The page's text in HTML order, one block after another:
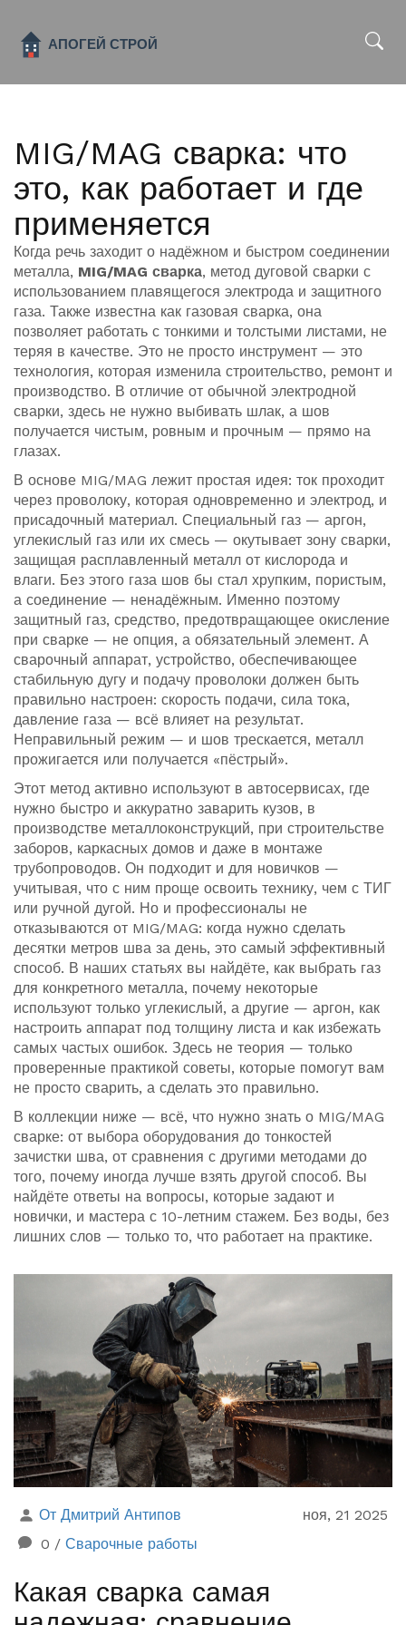
MIG/MAG сварка: что
это, как работает и где
применяется
Когда речь заходит о надёжном и быстром соединении
металла, MIG/MAG сварка, метод дуговой сварки с
использованием плавящегося электрода и защитного
газа. Также известна как газовая сварка, она
позволяет работать с тонкими и толстыми листами, не
теряя в качестве. Это не просто инструмент — это
технология, которая изменила строительство, ремонт и
производство. В отличие от обычной электродной
сварки, здесь не нужно выбивать шлак, а шов
получается чистым, ровным и прочным — прямо на
глазах.
В основе MIG/MAG лежит простая идея: ток проходит
через проволоку, которая одновременно и электрод, и
присадочный материал. Специальный газ — аргон,
углекислый газ или их смесь — окутывает зону сварки,
защищая расплавленный металл от кислорода и
влаги. Без этого газа шов бы стал хрупким, пористым,
а соединение — ненадёжным. Именно поэтому
защитный газ, средство, предотвращающее окисление
при сварке — не опция, а обязательный элемент. А
сварочный аппарат, устройство, обеспечивающее
стабильную дугу и подачу проволоки должен быть
правильно настроен: скорость подачи, сила тока,
давление газа — всё влияет на результат.
Неправильный режим — и шов трескается, металл
прожигается или получается «пёстрый».
Этот метод активно используют в автосервисах, где
нужно быстро и аккуратно заварить кузов, в
производстве металлоконструкций, при строительстве
заборов, каркасных домов и даже в монтаже
трубопроводов. Он подходит и для новичков —
учитывая, что с ним проще освоить технику, чем с ТИГ
или ручной дугой. Но и профессионалы не
отказываются от MIG/MAG: когда нужно сделать
десятки метров шва за день, это самый эффективный
способ. В наших статьях вы найдёте, как выбрать газ
для конкретного металла, почему некоторые
используют только углекислый, а другие — аргон, как
настроить аппарат под толщину листа и как избежать
самых частых ошибок. Здесь не теория — только
проверенные практикой советы, которые помогут вам
не просто сварить, а сделать это правильно.
В коллекции ниже — всё, что нужно знать о MIG/MAG
сварке: от выбора оборудования до тонкостей
зачистки шва, от сравнения с другими методами до
того, почему иногда лучше взять другой способ. Вы
найдёте ответы на вопросы, которые задают и
новички, и мастера с 10-летним стажем. Без воды, без
лишних слов — только то, что работает на практике.
От Дмитрий Антипов
ноя, 21 2025
0 / Сварочные работы
Какая сварка самая